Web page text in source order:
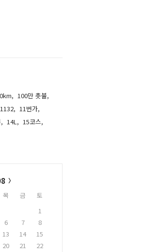
100만 촛불,
1132, 11번가,
14L, 15코스,
목 금
토
1
6 7
8
13 14
15
20 21
22